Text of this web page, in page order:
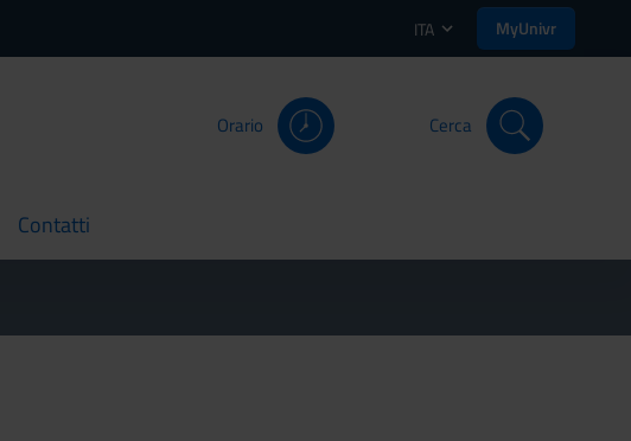
ITA MyUnivr
Orario Cerca
Contatti
current